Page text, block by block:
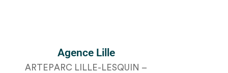
Agence Lille
ARTEPARC LILLE-LESQUIN –